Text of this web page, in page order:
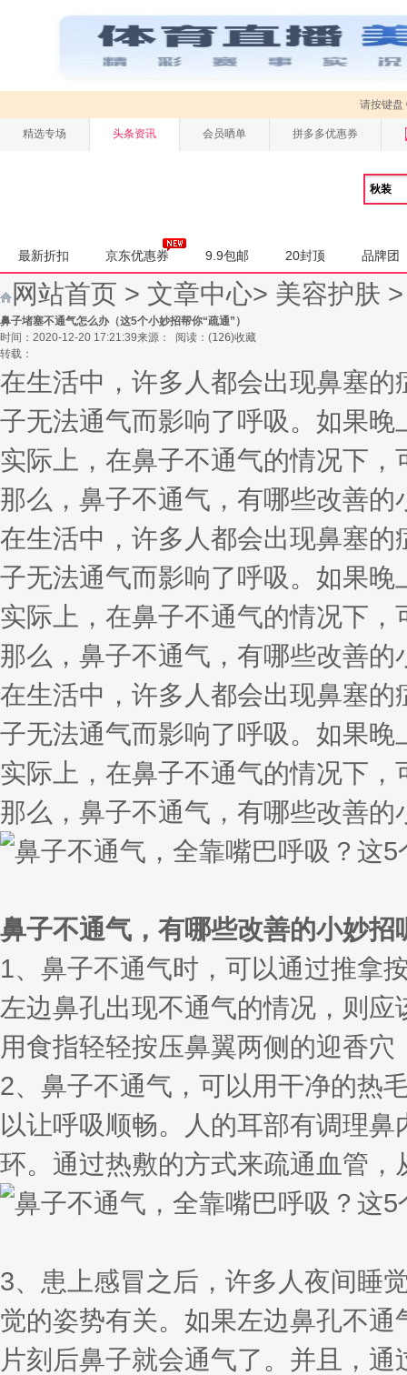
请按键盘
精选专场 头条资讯 会员晒单 拼多多优惠券
最新折扣 京东优惠券 9.9包邮 20封顶 品牌团
网站首页 > 文章中心> 美容护肤
鼻子堵塞不通气怎么办（这5个小妙招帮你“疏通”）
时间：2020-12-20 17:21:39来源： 阅读： (126)收藏
转载：
在生活中，许多人都会出现鼻塞
子无法通气而影响了呼吸。如果
实际上，在鼻子不通气的情况下
那么，鼻子不通气，有哪些改善
在生活中，许多人都会出现鼻塞
子无法通气而影响了呼吸。如果
实际上，在鼻子不通气的情况下
那么，鼻子不通气，有哪些改善
在生活中，许多人都会出现鼻塞
子无法通气而影响了呼吸。如果
实际上，在鼻子不通气的情况下
那么，鼻子不通气，有哪些改善的
鼻子不通气，有哪些改善的小妙招
1、鼻子不通气时，可以通过推拿
左边鼻孔出现不通气的情况，则
用食指轻轻按压鼻翼两侧的迎香
2、鼻子不通气，可以用干净的热
以让呼吸顺畅。人的耳部有调理
环。通过热敷的方式来疏通血管，
3、患上感冒之后，许多人夜间睡
觉的姿势有关。如果左边鼻孔不
片刻后鼻子就会通气了。并且，